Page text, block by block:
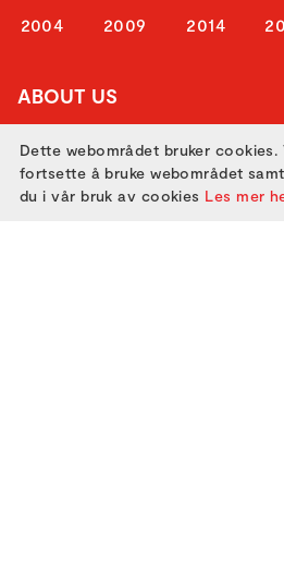
2004
2009
2014
ABOUT US
ATTEND
Dette webområdet bruker cookies.
fortsette å bruke webområdet
du i vår bruk av cookies Les mer